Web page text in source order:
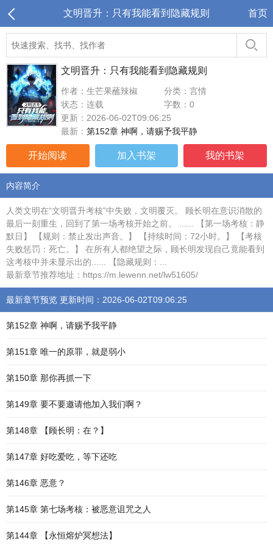
文明晋升：只有我能看到隐藏规则 首页
文明晋升：只有我能看到隐藏规则
作者：生芒果蘸辣椒
分类：言情
状态：连载
字数：0
更新：2026-06-02T09:06:25
最新： 第152章 神啊，请赐予我平静
开始阅读 加入书架 我的书架
内容简介
人类文明在“文明晋升考核”中失败，文明覆灭。 顾长明在意识消散的
最后一刻重生，回到了第一场考核开始之前。 ...... 【第一场考核：静
默日】 【规则：禁止发出声音。】 【持续时间：72小时。】 【考核
失败惩罚：死亡。】 在所有人都绝望之际，顾长明发现自己竟能看到
这考核中并未显示出的...... 【隐藏规则：...
最新章节推荐地址：https://m.lewenn.net/lw51605/
最新章节预览 更新时间：2026-06-02T09:06:25
第152章 神啊，请赐予我平静
第151章 唯一的原罪，就是弱小
第150章 那你再抓一下
第149章 要不要邀请他加入我们啊？
第148章 【顾长明：在？】
第147章 好吃爱吃，等下还吃
第146章 恶意？
第145章 第七场考核：被恶意诅咒之人
第144章 【永恒熔炉冥想法】